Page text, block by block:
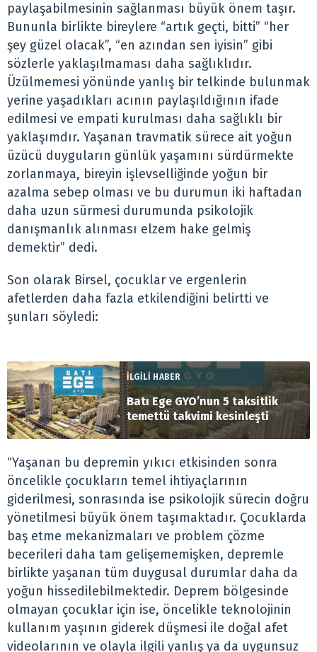
paylaşabilmesinin sağlanması büyük önem taşır.
Bununla birlikte bireylere “artık geçti, bitti” “her
şey güzel olacak”, “en azından sen iyisin” gibi
sözlerle yaklaşılmaması daha sağlıklıdır.
Üzülmemesi yönünde yanlış bir telkinde bulunmak
yerine yaşadıkları acının paylaşıldığının ifade
edilmesi ve empati kurulması daha sağlıklı bir
yaklaşımdır. Yaşanan travmatik sürece ait yoğun
üzücü duyguların günlük yaşamını sürdürmekte
zorlanmaya, bireyin işlevselliğinde yoğun bir
azalma sebep olması ve bu durumun iki haftadan
daha uzun sürmesi durumunda psikolojik
danışmanlık alınması elzem hake gelmiş
demektir” dedi.
Son olarak Birsel, çocuklar ve ergenlerin
afetlerden daha fazla etkilendiğini belirtti ve
şunları söyledi:
İLGİLİ HABER
Batı Ege GYO’nun 5 taksitlik
temettü takvimi kesinleşti
“Yaşanan bu depremin yıkıcı etkisinden sonra
öncelikle çocukların temel ihtiyaçlarının
giderilmesi, sonrasında ise psikolojik sürecin doğru
yönetilmesi büyük önem taşımaktadır. Çocuklarda
baş etme mekanizmaları ve problem çözme
becerileri daha tam gelişememişken, depremle
birlikte yaşanan tüm duygusal durumlar daha da
yoğun hissedilebilmektedir. Deprem bölgesinde
olmayan çocuklar için ise, öncelikle teknolojinin
kullanım yaşının giderek düşmesi ile doğal afet
videolarının ve olayla ilgili yanlış ya da uygunsuz